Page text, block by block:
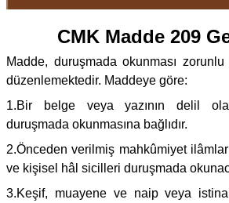
CMK Madde 209
Madde, duruşmada okunması
düzenlemektedir. Maddeye göre:
1.Bir belge veya yazının delil
duruşmada okunmasına bağlıdır.
2.Önceden verilmiş mahkûmiyet
ve kişisel hâl sicilleri duruşmada
3.Keşif, muayene ve naip veya